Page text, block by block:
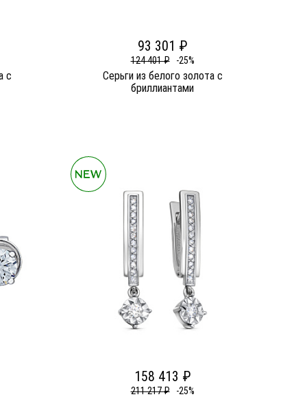
c
93 301 ₽
124 401 ₽ -25%
Серьги из белого золота c
бриллиантами
158 413 ₽
211 217 ₽ -25%